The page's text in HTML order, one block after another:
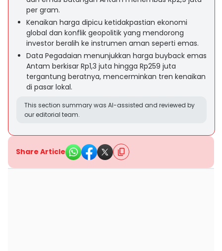
per gram.
Kenaikan harga dipicu ketidakpastian ekonomi
global dan konflik geopolitik yang mendorong
investor beralih ke instrumen aman seperti emas.
Data Pegadaian menunjukkan harga buyback emas
Antam berkisar Rp1,3 juta hingga Rp259 juta
tergantung beratnya, mencerminkan tren kenaikan
di pasar lokal.
This section summary was AI-assisted and reviewed by
our editorial team.
Share Article